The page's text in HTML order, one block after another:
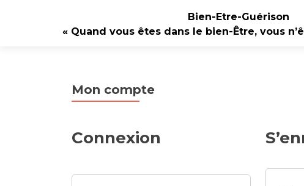
Bien-Etre-Guérison
« Quand vous êtes dans le bien-Être, vous
Mon compte
Connexion